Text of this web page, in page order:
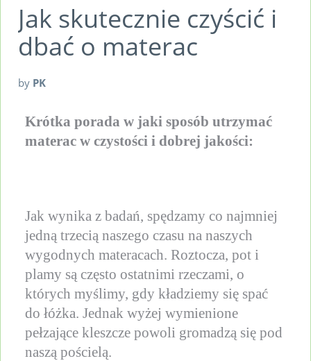
Jak skutecznie czyścić i
dbać o materac
by PK
Krótka porada w jaki sposób utrzymać
materac w czystości i dobrej jakości:
Jak wynika z badań, spędzamy co najmniej
jedną trzecią naszego czasu na naszych
wygodnych materacach. Roztocza, pot i
plamy są często ostatnimi rzeczami, o
których myślimy, gdy kładziemy się spać
do łóżka. Jednak wyżej wymienione
pełzające kleszcze powoli gromadzą się pod
naszą pościelą.